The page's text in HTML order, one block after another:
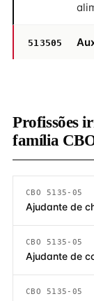
513505
Profissões
família
CBO 5135-05
Ajudante de
CBO 5135-05
Ajudante de
CBO 5135-05